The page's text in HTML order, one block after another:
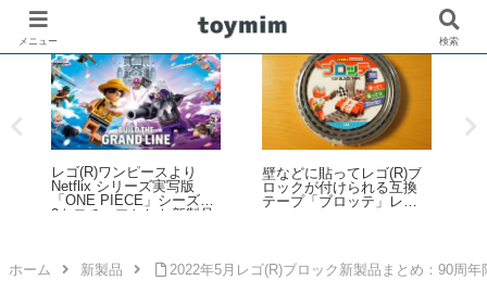
無印良品「自分でつくる
組み立てるヘクセンハウ
ス」で手軽にお菓子の家
作りレビュー
「シルバニアファミリ
ー」くじがファミリーマ
ートで2026年夏に登場！
ホーム 新製品 2022年5月レゴ(R)ブロック新製品まとめ：90周
メニュー 検索